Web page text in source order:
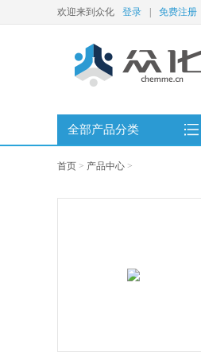
欢迎来到众化 登录 免费注册
全部产品分类
首页 > 产品中心 >